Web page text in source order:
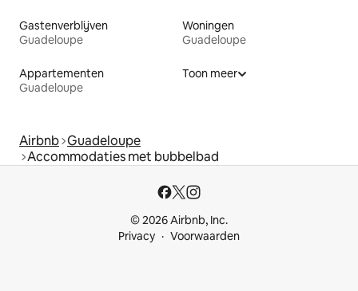
Gastenverblijven
Guadeloupe
Woningen
Guadeloupe
Appartementen
Guadeloupe
Toon meer
Airbnb Guadeloupe
Accommodaties met bubbelbad
© 2026 Airbnb, Inc.
Privacy
Voorwaarden